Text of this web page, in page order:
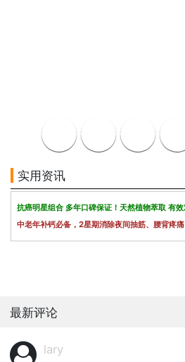
实用资讯
抗癌明星组合 多年口碑保证！天然植物萃取 有
中老年补钙必备，2星期消除夜间抽筋、腰背疼
最新评论
lary